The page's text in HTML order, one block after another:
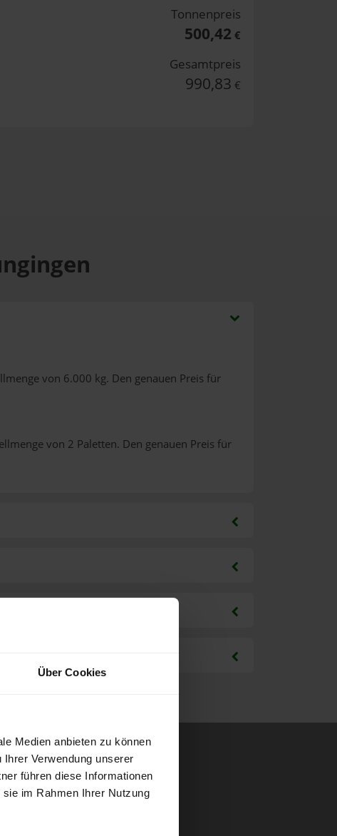
Über Cookies
Medien anbieten zu können
Verwendung unserer
führen diese Informationen
im Rahmen Ihrer Nutzung
Tonnenpreis
500,42 €
Gesamtpreis
990,83 €
von 6.000 kg. Den genauen Preis für
von 2 Paletten. Den genauen Preis für